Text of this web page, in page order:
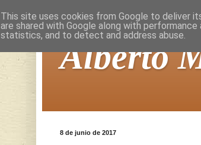
Alberto
8 de junio de 2017
This site uses cookies from Google to deliver
are shared with Google along with
statistics, and to detect and address abuse.